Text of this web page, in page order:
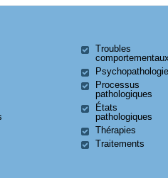
Troubles
comportementaux
Psychopathologie
Processus
pathologiques
États
pathologiques
Thérapies
Traitements